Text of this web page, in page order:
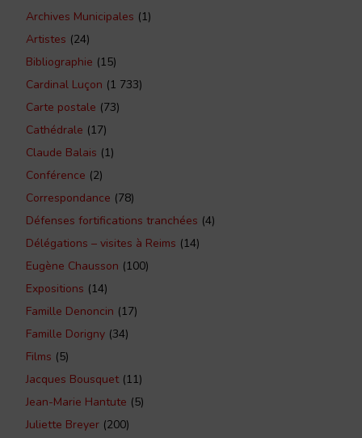
Archives Municipales (1)
Artistes (24)
Bibliographie (15)
Cardinal Luçon (1 733)
Carte postale (73)
Cathédrale (17)
Claude Balais (1)
Conférence (2)
Correspondance (78)
Défenses fortifications tranchées (4)
Délégations – visites à Reims (14)
Eugène Chausson (100)
Expositions (14)
Famille Denoncin (17)
Famille Dorigny (34)
Films (5)
Jacques Bousquet(11)
Jean-Marie Hantute (5)
Juliette Breyer (200)